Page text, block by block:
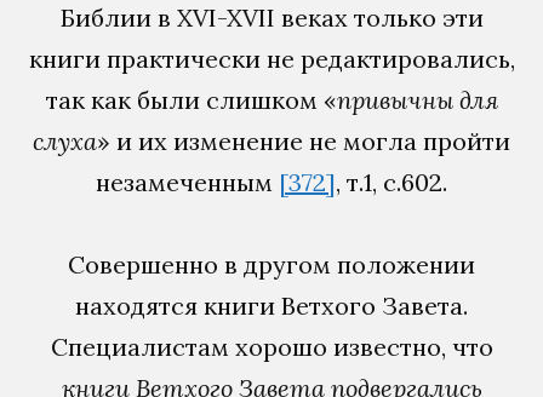
Библии в XVI-XVII веках только эти
книги практически не редактировались,
так как были слишком «привычны для
слуха» и их изменение не могла пройти
незамеченным [372], т.1, c.602.
Совершенно в другом положении
находятся книги Ветхого Завета.
Специалистам хорошо известно, что
книги Ветхого Завета подвергались